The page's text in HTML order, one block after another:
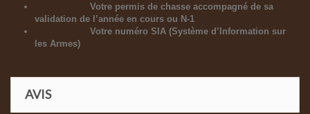
Votre permis de chasse accompagné de sa
validation de l’année en cours ou N-1
Votre numéro SIA (Système d’Information sur
les Armes)
AVIS